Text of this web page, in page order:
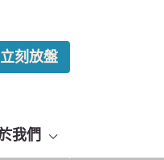
立刻放盤
我們